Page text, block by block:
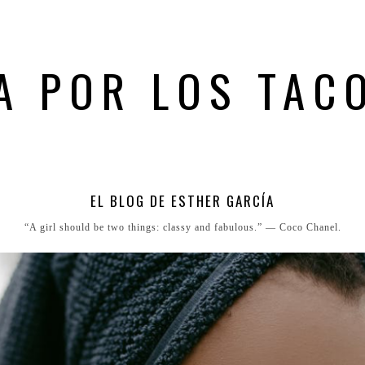
POR LOS
EL BLOG DE ESTHER GARCÍA
“A girl should be two things: classy and fabulous.” ― Coco Chanel.